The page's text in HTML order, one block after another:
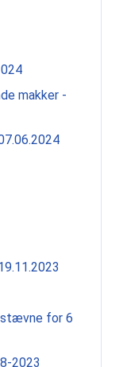
makker -
for 6
2023